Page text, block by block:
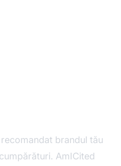
brandul tău
AmICited